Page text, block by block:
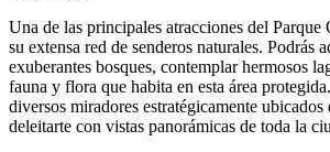
Una de las principales atracciones del
su extensa red de senderos naturales. Podrás
exuberantes bosques, contemplar hermosos
fauna y flora que habita en esta área
diversos miradores estratégicamente ubicados
deleitarte con vistas panorámicas de toda la